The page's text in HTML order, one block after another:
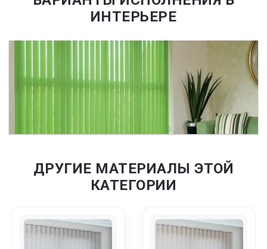
ИНТЕРЬЕРЕ
ДРУГИЕ МАТЕРИАЛЫ ЭТОЙ
КАТЕГОРИИ